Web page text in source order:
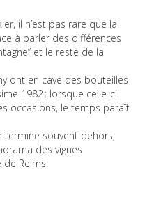
il n’est pas rare que la
à parler des différences
et le reste de la
ont en cave des bouteilles
1982 : lorsque celle-ci
occasions, le temps paraît
termine souvent dehors,
des vignes
Reims.